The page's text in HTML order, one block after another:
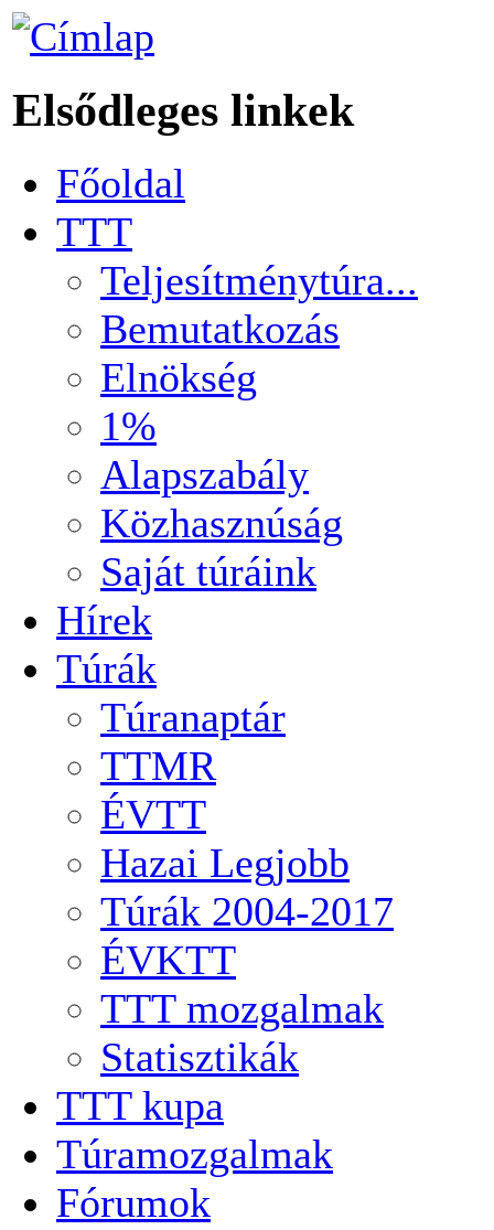
Elsődleges linkek
Főoldal
TTT
Teljesítménytúra...
Bemutatkozás
Elnökség
1%
Alapszabály
Közhasznúság
Saját túráink
Hírek
Túrák
Túranaptár
TTMR
ÉVTT
Hazai Legjobb
Túrák 2004-2017
ÉVKTT
TTT mozgalmak
Statisztikák
TTT kupa
Túramozgalmak
Fórumok